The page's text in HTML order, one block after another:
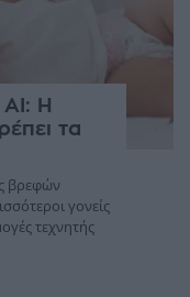
AI: Η
τα
βρεφών
γονείς
τεχνητής